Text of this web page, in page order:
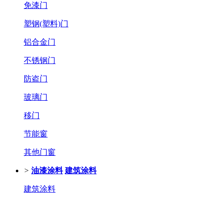
免漆门
塑钢(塑料)门
铝合金门
不锈钢门
防盗门
玻璃门
移门
节能窗
其他门窗
> 油漆涂料 建筑涂料
建筑涂料